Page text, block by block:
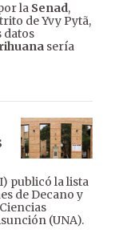
la Senad,
de Yvy Pytã,
datos
sería
publicó la lista
de Decano y
(UNA).